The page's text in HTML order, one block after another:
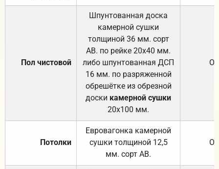
Пол чистовой
Шпунтованная доска
камерной сушки
толщиной 36 мм. сорт
АВ. по рейке 20х40 мм.
либо шпунтованная ДСП
16 мм. по разряженной
обрешётке из обрезной
доски камерной сушки
20х100 мм.
Потолки
Евровагонка камерной
сушки толщиной 12,5
мм. сорт АВ.